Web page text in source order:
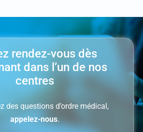
rendez-vous dès
dans l’un de nos
centres
des questions d’ordre médical,
appelez-nous.